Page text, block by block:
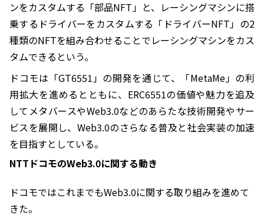
ンをカスタムする「部品NFT」と、レーシングマシンに搭
乗するドライバーをカスタムする「ドライバーNFT」の2
種類のNFTを組み合わせることでレーシングマシンをカス
タムできるという。
ドコモは「GT6551」の開発を通じて、「MetaMe」の利
用拡大を進めるとともに、ERC6551の価値や魅力を追及
してメタバースやWeb3.0などのあらたな技術開発やサー
ビスを展開し、Web3.0のさらなる普及と社会実装の加速
を目指すとしている。
NTTドコモのWeb3.0に関する動き
ドコモではこれまでもWeb3.0に関する取り組みを進めて
きた。